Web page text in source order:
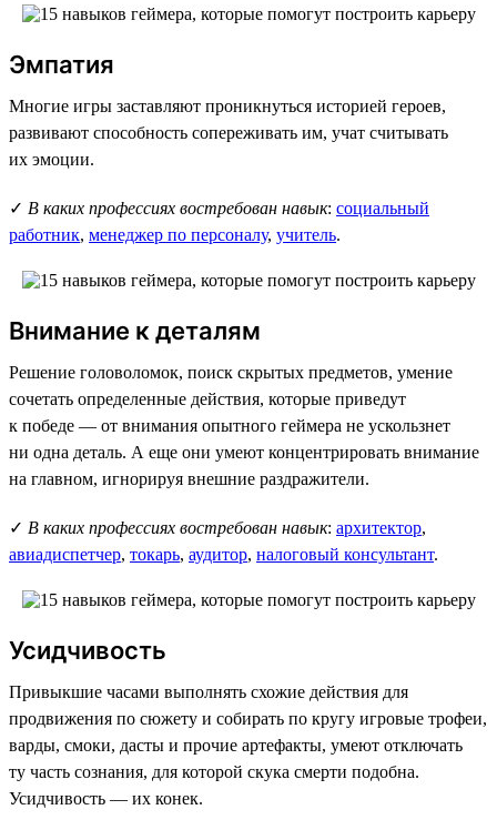
Эмпатия
Многие игры заставляют проникнуться историей героев,
развивают способность сопереживать им, учат считывать
их эмоции.
✓ В каких профессиях востребован навык: социальный
работник, менеджер по персоналу, учитель.
Внимание к деталям
Решение головоломок, поиск скрытых предметов, умение
сочетать определенные действия, которые приведут
к победе — от внимания опытного геймера не ускользнет
ни одна деталь. А еще они умеют концентрировать внимание
на главном, игнорируя внешние раздражители.
✓ В каких профессиях востребован навык: архитектор,
авиадиспетчер, токарь, аудитор, налоговый консультант.
Усидчивость
Привыкшие часами выполнять схожие действия для
продвижения по сюжету и собирать по кругу игровые трофеи,
варды, смоки, дасты и прочие артефакты, умеют отключать
ту часть сознания, для которой скука смерти подобна.
Усидчивость — их конек.